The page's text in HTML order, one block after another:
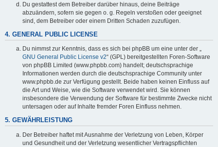
Du gestattest dem Betreiber darüber hinaus, deine Beiträge
abzuändern, sofern sie gegen o. g. Regeln verstoßen oder geeignet
sind, dem Betreiber oder einem Dritten Schaden zuzufügen.
4. GENERAL PUBLIC LICENSE
Du nimmst zur Kenntnis, dass es sich bei phpBB um eine unter der „
GNU General Public License v2“ (GPL) bereitgestellten Foren-Software
von phpBB Limited (www.phpbb.com) handelt; deutschsprachige
Informationen werden durch die deutschsprachige Community unter
www.phpbb.de zur Verfügung gestellt. Beide haben keinen Einfluss auf
die Art und Weise, wie die Software verwendet wird. Sie können
insbesondere die Verwendung der Software für bestimmte Zwecke nicht
untersagen oder auf Inhalte fremder Foren Einfluss nehmen.
5. GEWÄHRLEISTUNG
Der Betreiber haftet mit Ausnahme der Verletzung von Leben, Körper
und Gesundheit und der Verletzung wesentlicher Vertragspflichten